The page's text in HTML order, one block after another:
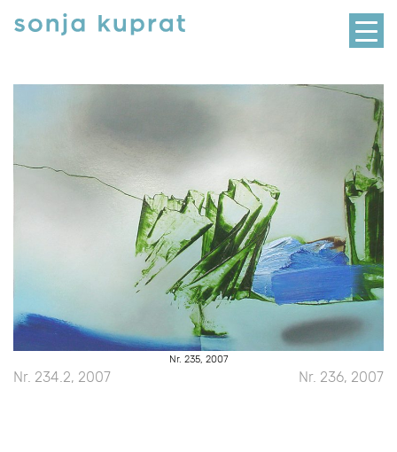
Nr. 235, 2007
Beitragsnavigation
Nr. 234.2, 2007 Nr. 236, 2007